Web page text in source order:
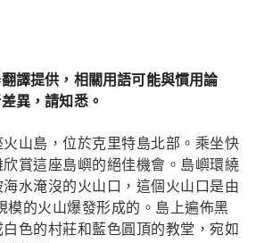
。上岸後，您將開啟一段風景優美
鎮，那裡粉刷成白色的房屋、鵝卵
著陡峭的懸崖層層疊疊地分佈。您
90分鐘－伊亞是聖托里尼島上擁有
莊。從高聳的懸崖頂上俯瞰火山
為觀止。之後，您將前往島上的首
一個小時左右的時間在古色古香的
挑選心儀的商品。
譯提供，相關用語可能與慣用論
異，請知悉。
山島，位於克里特島北部。乘坐快
賞這座島嶼的絕佳機會。島嶼環繞
水淹沒的火山口，這個火山口是由
模的火山爆發形成的。島上遍佈黑
色的村莊和藍色圓頂的教堂，宛如